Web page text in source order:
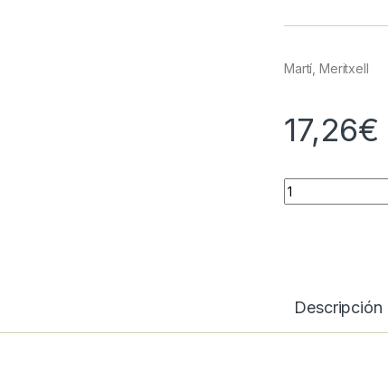
Martí, Meritxell
17,26€
Quantity
Descripción